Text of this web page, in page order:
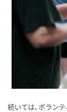
続いては、ボラン